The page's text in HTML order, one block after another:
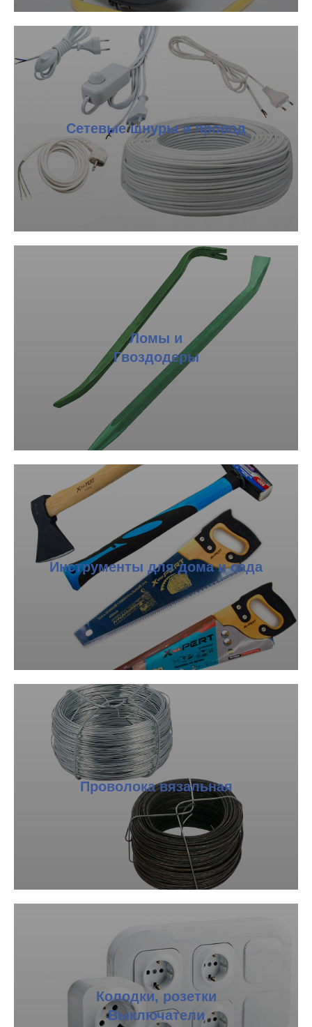
Сетевые шнуры и провод
Ломы и
Гвоздодеры
Инструменты для дома и сада
Проволока вязальная
Колодки, розетки
Выключатели